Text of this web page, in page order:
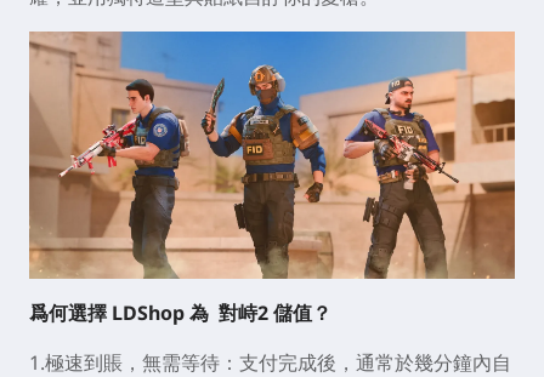
爲何選擇 LDShop 為 對峙2儲值？
1.極速到賬，無需等待： 支付完成後，通常於幾分鐘內自